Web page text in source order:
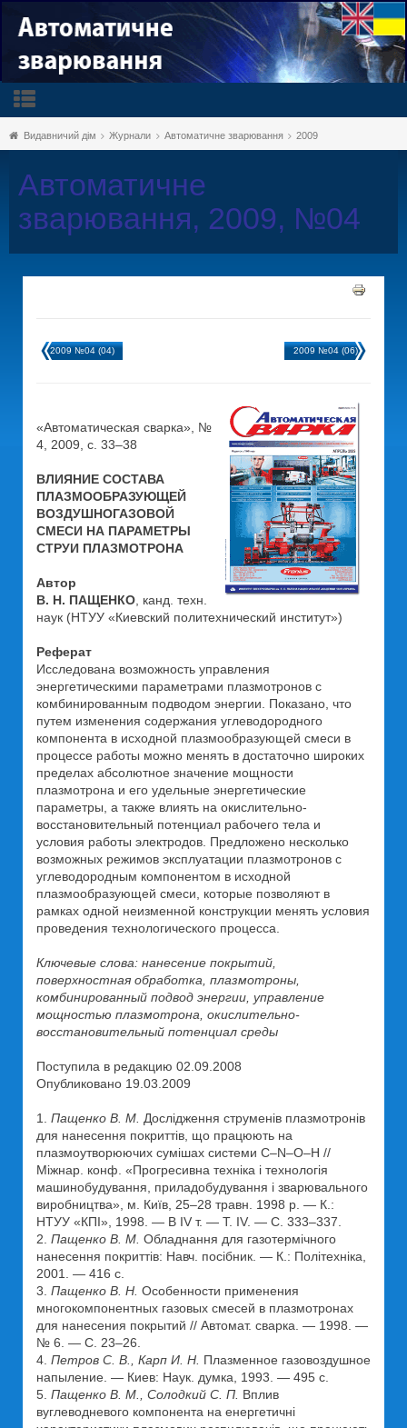
Видавничий дім Журнали Автоматичне зварювання 2009
Автоматичне
зварювання, 2009, №04
2009 №04 (04) 2009 №04 (06)
«Автоматическая сварка», №
4, 2009, с. 33–38
ВЛИЯНИЕ СОСТАВА
ПЛАЗМООБРАЗУЮЩЕЙ
ВОЗДУШНОГАЗОВОЙ
СМЕСИ НА ПАРАМЕТРЫ
СТРУИ ПЛАЗМОТРОНА
Автор
В. Н. ПАЩЕНКО , канд. техн.
наук (НТУУ «Киевский политехнический институт»)
Реферат
Исследована возможность управления
энергетическими параметрами плазмотронов с
комбинированным подводом энергии. Показано, что
путем изменения содержания углеводородного
компонента в исходной плазмообразующей смеси в
процессе работы можно менять в достаточно широких
пределах абсолютное значение мощности
плазмотрона и его удельные энергетические
параметры, а также влиять на окислительно-
восстановительный потенциал рабочего тела и
условия работы электродов. Предложено несколько
возможных режимов эксплуатации плазмотронов с
углеводородным компонентом в исходной
плазмообразующей смеси, которые позволяют в
рамках одной неизменной конструкции менять условия
проведения технологического процесса.
Ключевые слова: нанесение покрытий,
поверхностная обработка, плазмотроны,
комбинированный подвод энергии, управление
мощностью плазмотрона, окислительно-
восстановительный потенциал среды
Поступила в редакцию 02.09.2008
Опубликовано 19.03.2009
1. Пащенко В. М. Дослідження струменів плазмотронів
для нанесення покриттів, що працюють на
плазмоутворюючих сумішах системи C–N–O–H //
Міжнар. конф. «Прогресивна техніка і технологія
машинобудування, приладобудування і зварювального
виробництва», м. Київ, 25–28 травн. 1998 р. — К.:
НТУУ «КПІ», 1998. — В IV т. — Т. IV. — С. 333–337.
2. Пащенко В. М. Обладнання для газотермічного
нанесення покриттів: Навч. посібник. — К.: Політехніка,
2001. — 416 с.
3. Пащенко В. Н. Особенности применения
многокомпонентных газовых смесей в плазмотронах
для нанесения покрытий // Автомат. сварка. — 1998. —
№ 6. — С. 23–26.
4. Петров С. В., Карп И. Н. Плазменное газовоздушное
напыление. — Киев: Наук. думка, 1993. — 495 с.
5. Пащенко В. М., Солодкий С. П. Вплив
вуглеводневого компонента на енергетичні